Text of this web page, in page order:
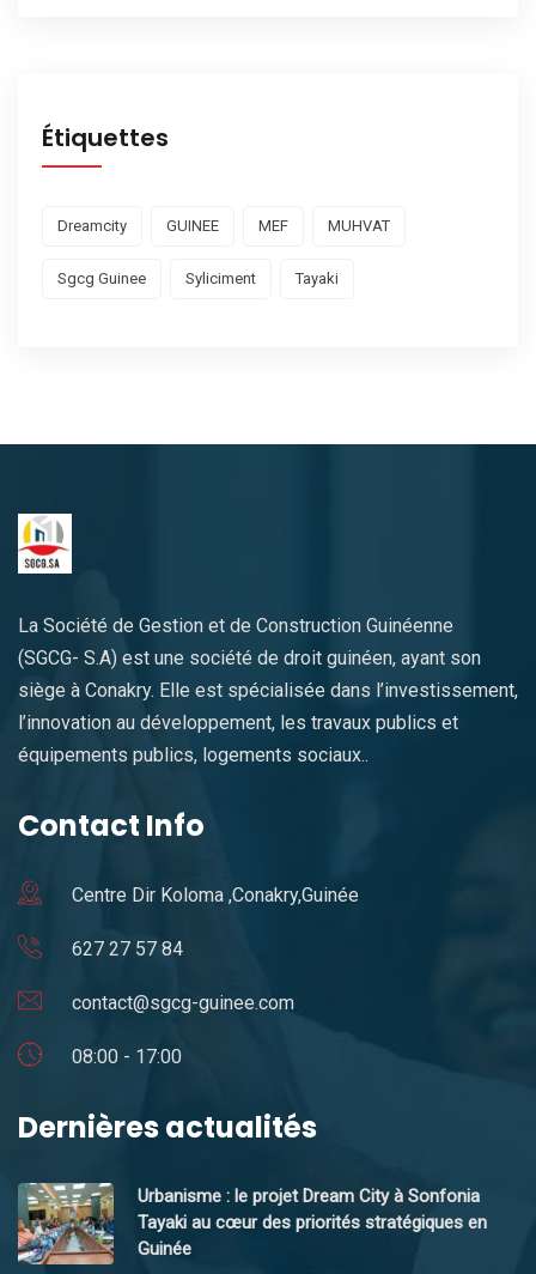
Étiquettes
Dreamcity GUINEE MEF MUHVAT
Sgcg Guinee Syliciment Tayaki
La Société de Gestion et de Construction Guinéenne
(SGCG- S.A) est une société de droit guinéen, ayant son
siège à Conakry. Elle est spécialisée dans l’investissement,
l’innovation au développement, les travaux publics et
équipements publics, logements sociaux..
Contact Info
Centre Dir Koloma ,Conakry,Guinée
627 27 57 84
contact@sgcg-guinee.com
08:00 - 17:00
Dernières actualités
Urbanisme : le projet Dream City à Sonfonia
Tayaki au cœur des priorités stratégiques en
Guinée